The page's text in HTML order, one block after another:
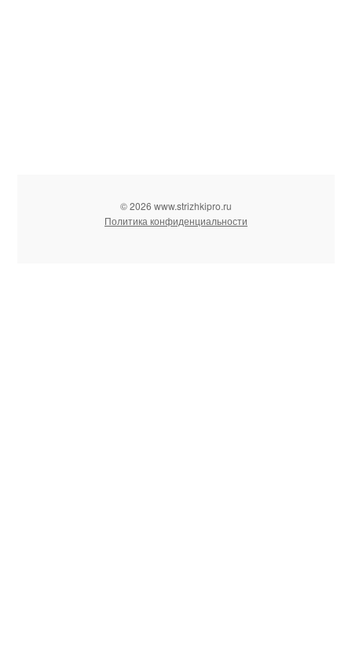
© 2026 www.strizhkipro.ru
Политика конфиденциальности